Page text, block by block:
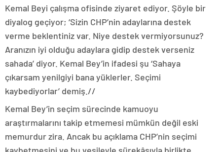
Kemal Beyi çalışma ofisinde ziyaret ediyor. Şöyle bir
diyalog geçiyor; ‘Sizin CHP’nin adaylarına destek
verme beklentiniz var. Niye destek vermiyorsunuz?
Aranızın iyi olduğu adaylara gidip destek verseniz
sahada’ diyor. Kemal Bey’in ifadesi şu ‘Sahaya
çıkarsam yenilgiyi bana yüklerler. Seçimi
kaybediyorlar’ demiş.//
Kemal Bey’in seçim sürecinde kamuoyu
araştırmalarını takip etmemesi mümkün değil eski
memurdur zira. Ancak bu açıklama CHP’nin seçimi